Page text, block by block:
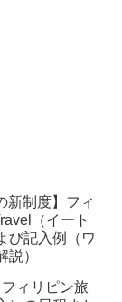
新制度】フィ
（イート
び記入例（ワ
説）
ィリピン旅